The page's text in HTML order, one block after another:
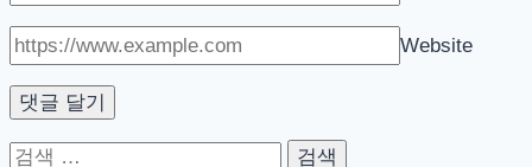
Website
검